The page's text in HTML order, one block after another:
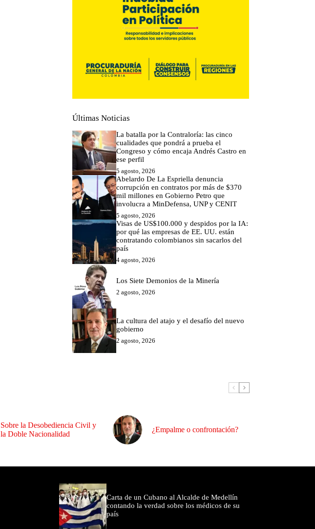
Últimas Noticias
La batalla por la Contraloría: las cinco
cualidades que pondrá a prueba el
Congreso y cómo encaja Andrés Castro en
ese perfil
5 agosto, 2026
Abelardo De La Espriella denuncia
corrupción en contratos por más de $370
mil millones en Gobierno Petro que
involucra a MinDefensa, UNP y CENIT
5 agosto, 2026
Visas de US$100.000 y despidos por la IA:
por qué las empresas de EE. UU. están
contratando colombianos sin sacarlos del
país
4 agosto, 2026
Los Siete Demonios de la Minería
2 agosto, 2026
La cultura del atajo y el desafío del nuevo
gobierno
2 agosto, 2026
Sobre la Desobediencia Civil y
la Doble Nacionalidad
¿Empalme o confrontación?
Carta de un Cubano al Alcalde de Medellín
contando la verdad sobre los médicos de su
país